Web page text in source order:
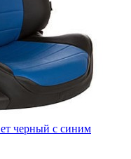
черный с синим